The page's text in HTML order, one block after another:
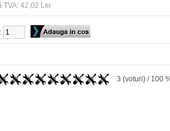
TVA: 42,02 Lei
3 (voturi) / 100